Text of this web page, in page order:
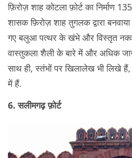
फ़िरोज़ शाह कोटला फ़ोर्ट का निर्माण
शासक फ़िरोज़ शाह तुगलक द्वारा
गए बलुआ पत्थर के खंभे और विस्तृत
वास्तुकला शैली के बारे में और अधिक
साथ ही, स्तंभों पर खिलालेख भी लिखे हैं,
में हैं.
6. सलीमगढ़ फ़ोर्ट